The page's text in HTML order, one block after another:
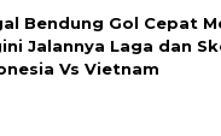
Bendung Gol Cepat
Jalannya Laga dan
Vs Vietnam